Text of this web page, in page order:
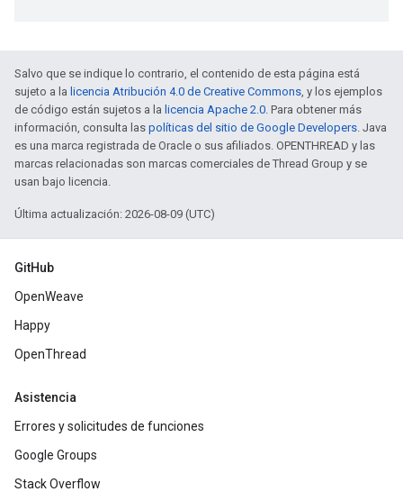
Salvo que se indique lo contrario, el contenido de esta página está
sujeto a la licencia Atribución 4.0 de Creative Commons, y los ejemplos
de código están sujetos a la licencia Apache 2.0. Para obtener más
información, consulta las políticas del sitio de Google Developers. Java
es una marca registrada de Oracle o sus afiliados. OPENTHREAD y las
marcas relacionadas son marcas comerciales de Thread Group y se
usan bajo licencia.
Última actualización: 2026-08-09 (UTC)
GitHub
OpenWeave
Happy
OpenThread
Asistencia
Errores y solicitudes de funciones
Google Groups
Stack Overflow